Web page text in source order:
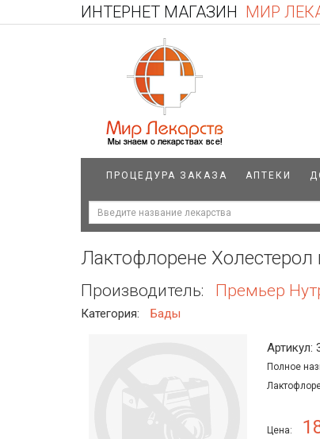
ИНТЕРНЕТ МАГАЗИН МИР
ПРОЦЕДУРА ЗАКАЗА АПТЕКИ
Лактофлорене
Производитель: Премьер
Категория: Бады
Артикул:
Полное
Цена: